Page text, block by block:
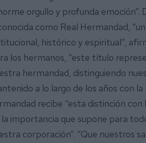
orgullo y profunda
como Real Hermandad,
histórico y espiritual”,
los hermanos, “este título
hermandad, distinguiendo
a lo largo de los años con
recibe “esta distinción
la importancia que supone para
corporación”. “Que nuestros